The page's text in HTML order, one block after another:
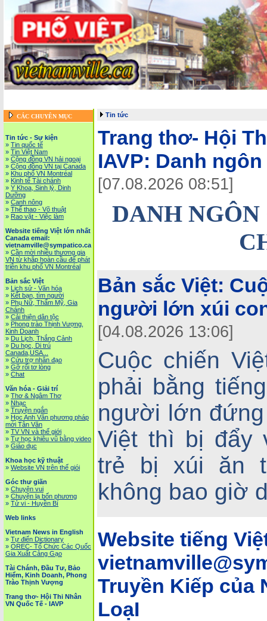
CÁC CHUYÊN MỤC
Tin tức - Sự kiện
» Tin quốc tế
» Tin Việt Nam
» Cộng đồng VN hải ngoại
» Cộng đồng VN tại Canada
» Khu phố VN Montréal
» Kinh tế Tài chánh
» Y Khoa, Sinh lý, Dinh
Dưỡng
» Canh nông
» Thể thao - Võ thuật
» Rao vặt - Việc làm
Website tiếng Việt lớn nhất
Canada email:
vietnamville@sympatico.ca
» Cần mời nhiều thương gia
VN từ khắp hoàn cầu để phát
triễn khu phố VN Montréal
Bản sắc Việt
» Lịch sử - Văn hóa
» Kết bạn, tìm người
» Phụ Nữ, Thẩm Mỹ, Gia
Chánh
» Cải thiện dân tộc
» Phong trào Thịnh Vượng,
Kinh Doanh
» Du Lịch, Thắng Cảnh
» Du học, Di trú
Canada,USA...
» Cứu trợ nhân đạo
» Gỡ rối tơ lòng
» Chat
Văn hóa - Giải trí
» Thơ & Ngâm Thơ
» Nhạc
» Truyện ngắn
» Học Anh Văn phương pháp
mới Tân Văn
» TV VN và thế giới
» Tự học khiêu vũ bằng video
» Giáo dục
Khoa học kỹ thuật
» Website VN trên thế giói
Góc thư giãn
» Chuyện vui
» Chuyện lạ bốn phương
» Tử vi - Huyền Bí
Web links
Vietnam News in English
» Tự điển Dictionary
» OREC- Tố Chức Các Quốc
Gia Xuất Cảng Gạo
Tài Chánh, Đầu Tư, Bảo
Hiểm, Kinh Doanh, Phong
Trào Thịnh Vượng
Trang thơ- Hội Thi Nhân
VN Quốc Tế - IAVP
Tin tức
Trang thơ- Hội
IAVP: Danh ngôn
[07.08.2026 08:51]
DANH
Bản sắc Việt:
người lớn xúi
[04.08.2026 13:06]
Cuộc chiến
người lớn
Việt thì bị đẩy
trẻ bị xúi ăn
không bao giờ
Website tiếng
Truyền Kiếp của
LoạI